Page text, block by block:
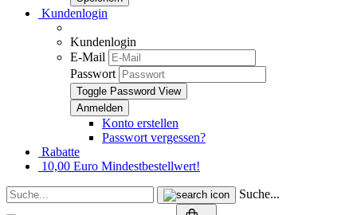
Kundenlogin
Kundenlogin
E-Mail
Passwort
Toggle Password View
Konto erstellen
Passwort vergessen?
Rabatte
10,00 Euro Mindestbestellwert!
Suche...